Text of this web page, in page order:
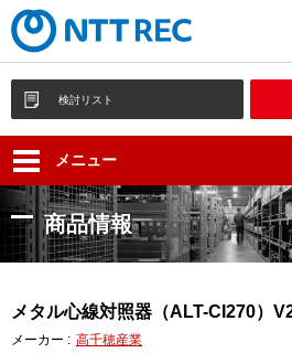
検討リスト
メニュー
商品情報
メタル心線対照器（ALT-CI270）
メーカー : 高千穂産業